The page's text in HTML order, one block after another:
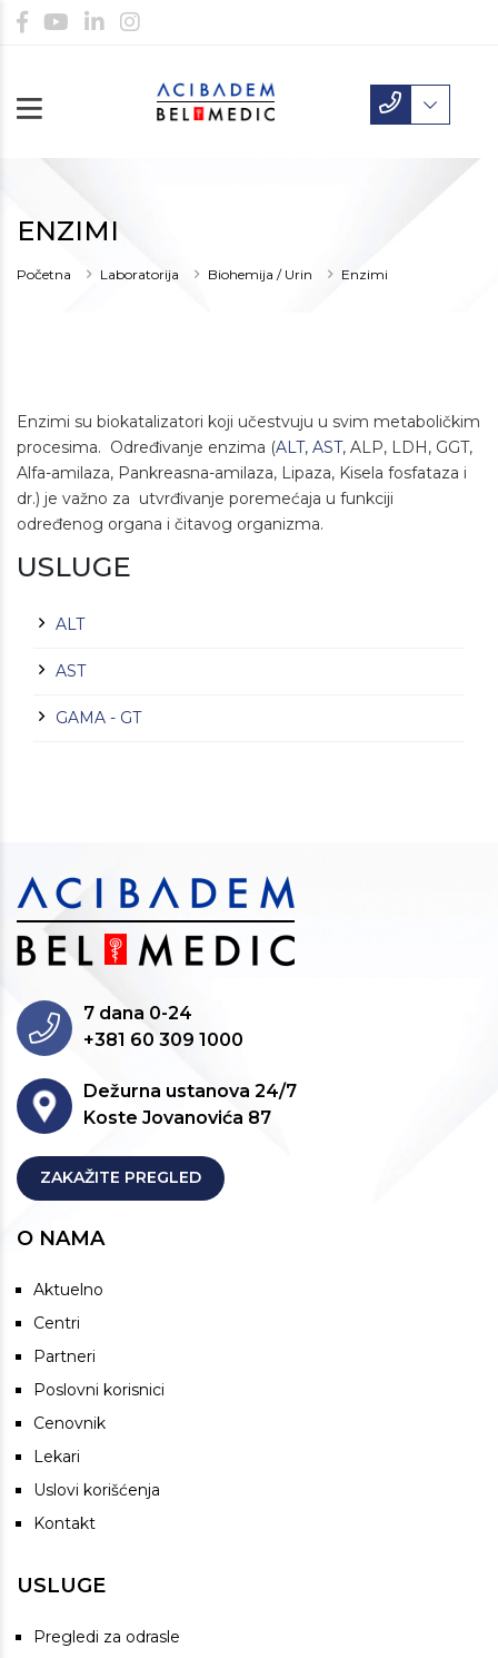
ENZIMI
Početna Laboratorija Biohemija / Urin Enzimi
Enzimi su biokatalizatori koji učestvuju u svim metaboličkim
procesima. Određivanje enzima (ALT, AST, ALP, LDH, GGT,
Alfa-amilaza, Pankreasna-amilaza, Lipaza, Kisela fosfataza i
dr.) je važno za utvrđivanje poremećaja u funkciji
određenog organa i čitavog organizma.
USLUGE
ALT
AST
GAMA - GT
7 dana 0-24
+381 60 309 1000
Dežurna ustanova 24/7
Koste Jovanovića 87
ZAKAŽITE PREGLED
O NAMA
Aktuelno
Centri
Partneri
Poslovni korisnici
Cenovnik
Lekari
Uslovi korišćenja
Kontakt
USLUGE
Pregledi za odrasle